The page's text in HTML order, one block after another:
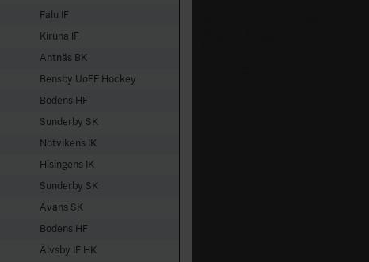
Falu IF
Kiruna IF
Antnäs BK
Bensby UoFF Hockey
Bodens HF
Sunderby SK
Notvikens IK
Hisingens IK
Sunderby SK
Avans SK
Bodens HF
Älvsby IF HK